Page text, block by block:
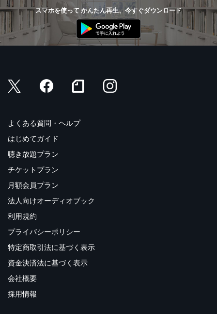
スマホを使って かんたん再生、今すぐダウンロード
よくある質問・ヘルプ
はじめてガイド
聴き放題プラン
チケットプラン
月額会員プラン
法人向けオーディオブック
利用規約
プライバシーポリシー
特定商取引法に基づく表示
資金決済法に基づく表示
会社概要
採用情報